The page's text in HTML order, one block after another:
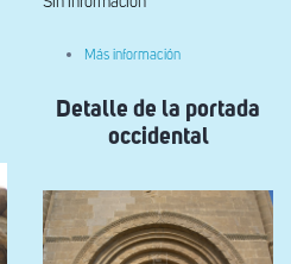
Más información
separa
el
ábside
recto
Detalle de la portada
occidental